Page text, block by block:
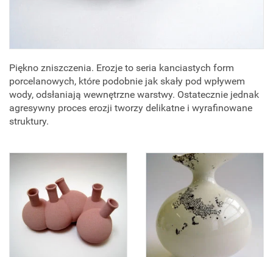
Piękno zniszczenia. Erozje to seria kanciastych form
porcelanowych, które podobnie jak skały pod wpływem
wody, odsłaniają wewnętrzne warstwy. Ostatecznie jednak
agresywny proces erozji tworzy delikatne i wyrafinowane
struktury.